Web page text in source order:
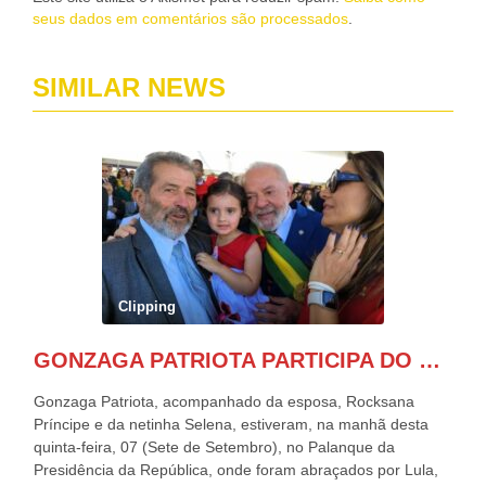
seus dados em comentários são processados
SIMILAR NEWS
Clipping
GONZAGA PATRIOTA PARTICIPA DO DESFILE DA INDEPENDÊNCIA NO PALANQUE DA PRESIDÊNCIA DA REPÚBLICA E É ABRAÇADO POR LULA E POR GERALDO ALCKMIN.
Gonzaga Patriota, acompanhado da esposa, Rocksana
Príncipe e da netinha Selena, estiveram, na manhã desta
quinta-feira, 07 (Sete de Setembro), no Palanque da
Presidência da República, onde foram abraçados por Lula,